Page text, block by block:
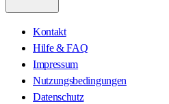
Kontakt
Hilfe & FAQ
Impressum
Nutzungsbedingungen
Datenschutz